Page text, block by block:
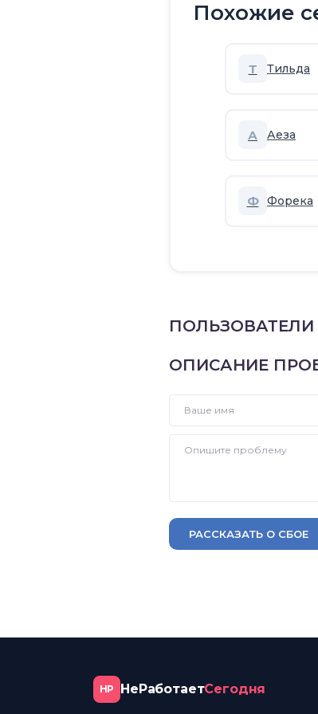
Похожие
Т Тильда
А Аеза
Ф Форека
ОПИСАНИЕ
РАССКАЗАТЬ О СБОЕ
НР НеРаботаетСегодня